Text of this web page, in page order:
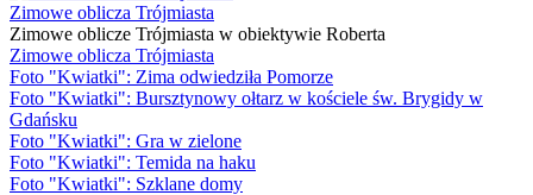
Zimowe oblicza Trójmiasta
Zimowe oblicze Trójmiasta w obiektywie Roberta
Zimowe oblicza Trójmiasta
Foto "Kwiatki": Zima odwiedziła Pomorze
Foto "Kwiatki": Bursztynowy ołtarz w kościele św. Brygidy w
Gdańsku
Foto "Kwiatki": Gra w zielone
Foto "Kwiatki": Temida na haku
Foto "Kwiatki": Szklane domy